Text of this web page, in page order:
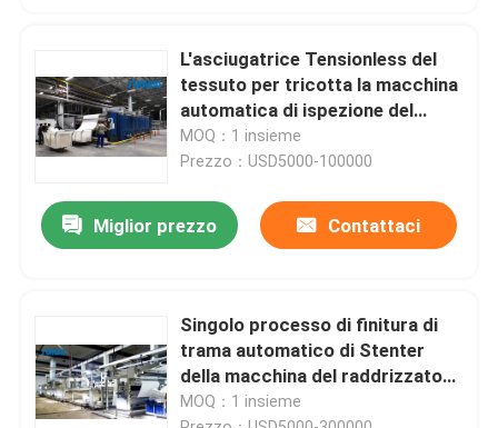
L'asciugatrice Tensionless del
tessuto per tricotta la macchina
automatica di ispezione del
tessuto del passaggio del
tessuto 3
MOQ：1 insieme
Prezzo：USD5000-100000
Miglior prezzo Contattaci
Singolo processo di finitura di
trama automatico di Stenter
della macchina del raddrizzatore
di Padder di 8 camere
MOQ：1 insieme